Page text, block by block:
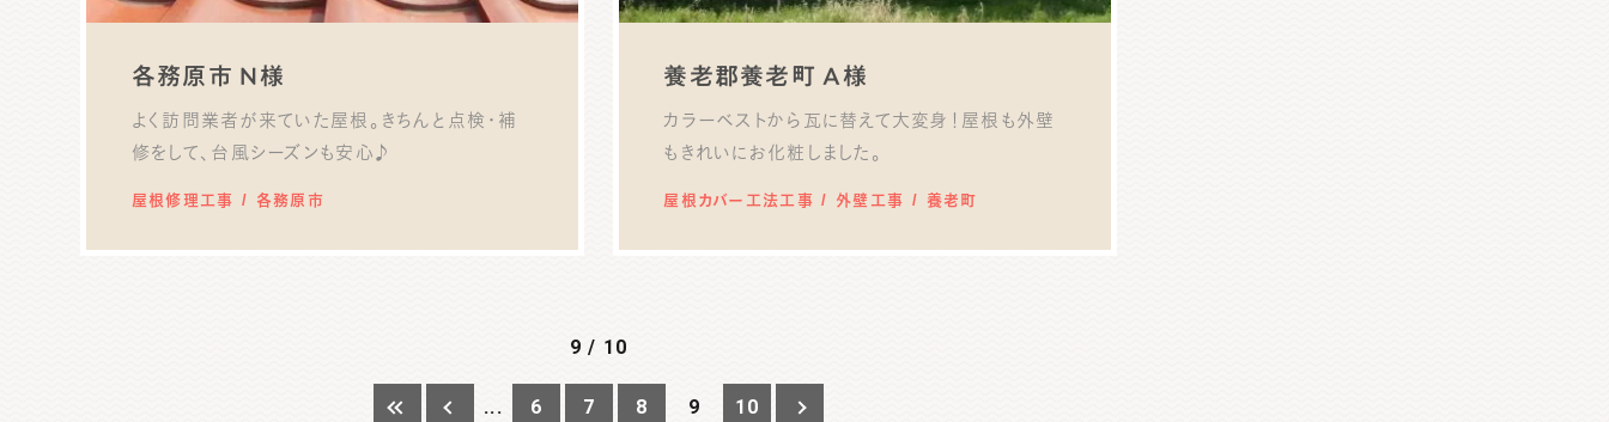
各務原市 N様
よく訪問業者が来ていた屋根。きちんと点検・補
修をして、台風シーズンも安心♪
屋根修理工事 各務原市
養老郡養老町 A様
カラーベストから瓦に替えて大変身！屋根も外壁
もきれいにお化粧しました。
屋根カバー工法工事 外壁工事 養老町
9 / 10
... 6 7 8 9 10